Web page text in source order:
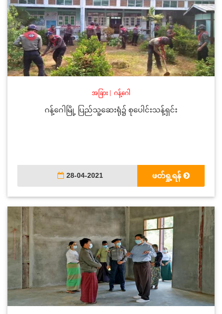
အခြား ဂန့်ဂေါ
ဂန့်ဂေါမြို့ ပြည်သူ့ဆေးရုံ၌ စုပေါင်းသန့်ရှင်း
28-04-2021 ဖတ်ရှု့ရန်